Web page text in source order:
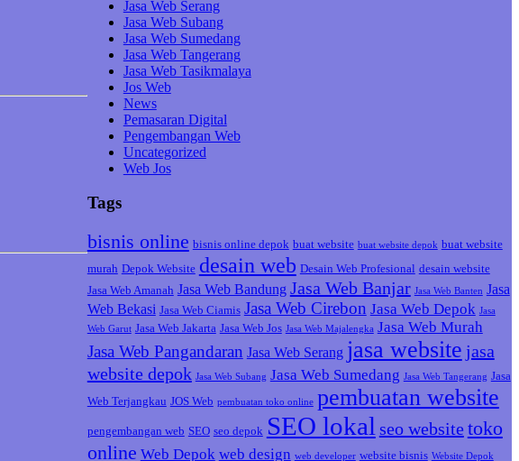
Jasa Web Serang
Jasa Web Subang
Jasa Web Sumedang
Jasa Web Tangerang
Jasa Web Tasikmalaya
Jos Web
News
Pemasaran Digital
Pengembangan Web
Uncategorized
Web Jos
Tags
bisnis online bisnis online depok buat website buat website depok buat website
murah Depok Website desain web Desain Web Profesional desain website
Jasa Web Amanah Jasa Web Bandung Jasa Web Banjar Jasa Web Banten Jasa
Web Bekasi Jasa Web Ciamis Jasa Web Cirebon Jasa Web Depok Jasa
Web Garut Jasa Web Jakarta Jasa Web Jos Jasa Web Majalengka Jasa Web Murah
Jasa Web Pangandaran Jasa Web Serang jasa website jasa
website depok Jasa Web Subang Jasa Web Sumedang Jasa Web Tangerang Jasa
Web Terjangkau JOS Web pembuatan toko online pembuatan website
pengembangan web SEO seo depok SEO lokal seo website toko
online Web Depok web design web developer website bisnis Website Depok